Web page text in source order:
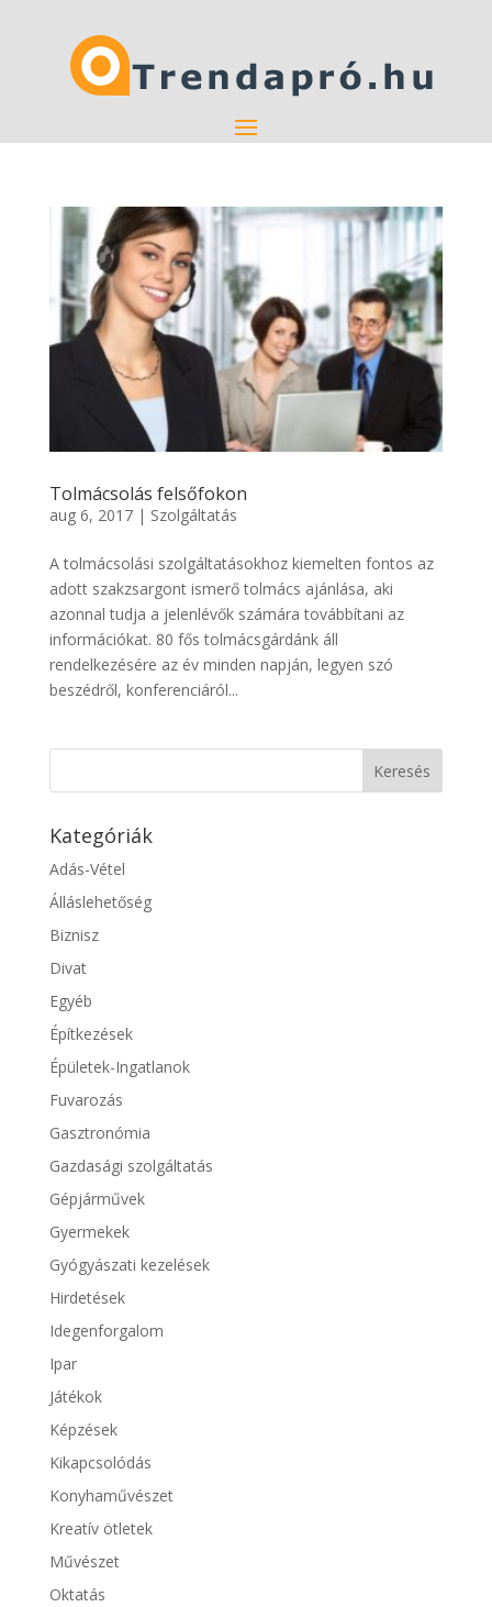
Tolmácsolás felsőfokon
aug 6, 2017| Szolgáltatás
A tolmácsolási szolgáltatásokhoz kiemelten fontos az
adott szakzsargont ismerő tolmács ajánlása, aki
azonnal tudja a jelenlévők számára továbbítani az
információkat. 80 fős tolmácsgárdánk áll
rendelkezésére az év minden napján, legyen szó
beszédről, konferenciáról...
Kategóriák
Adás-Vétel
Álláslehetőség
Biznisz
Divat
Egyéb
Építkezések
Épületek-Ingatlanok
Fuvarozás
Gasztronómia
Gazdasági szolgáltatás
Gépjárművek
Gyermekek
Gyógyászati kezelések
Hirdetések
Idegenforgalom
Ipar
Játékok
Képzések
Kikapcsolódás
Konyhaművészet
Kreatív ötletek
Művészet
Oktatás